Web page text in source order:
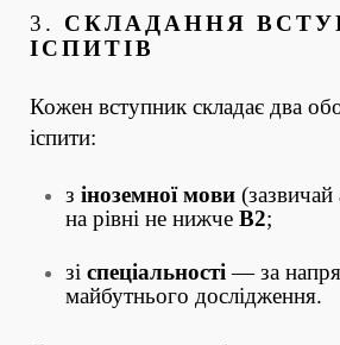
3. СКЛАДАННЯ
ІСПИТІВ
Кожен вступник складає два
іспити:
з іноземної мови
на рівні не нижче B2;
зі спеціальності — за
майбутнього дослідження.